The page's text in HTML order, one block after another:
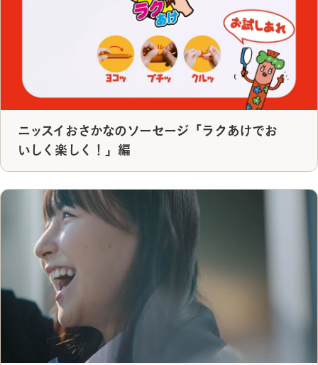
ニッスイおさかなのソーセージ「ラクあけでお
いしく楽しく！」編